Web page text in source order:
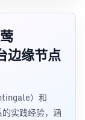
边缘节点
）和
实践经验，涵